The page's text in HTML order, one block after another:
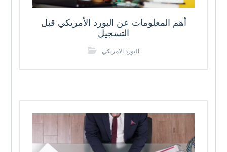
أهم المعلومات عن البورد الأمريكي قبل
التسجيل
البورد الامريكي